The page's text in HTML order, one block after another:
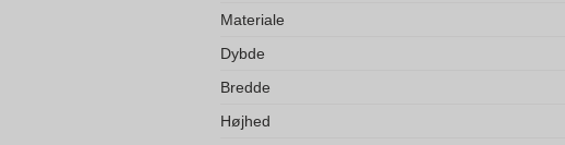
Materiale
Dybde
Bredde
Højhed